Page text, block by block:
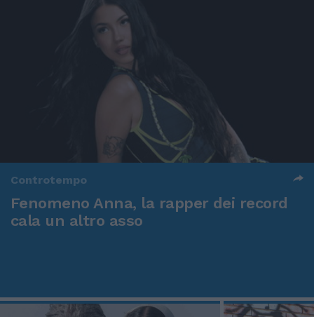
Controtempo
Fenomeno Anna, la rapper dei record
cala un altro asso